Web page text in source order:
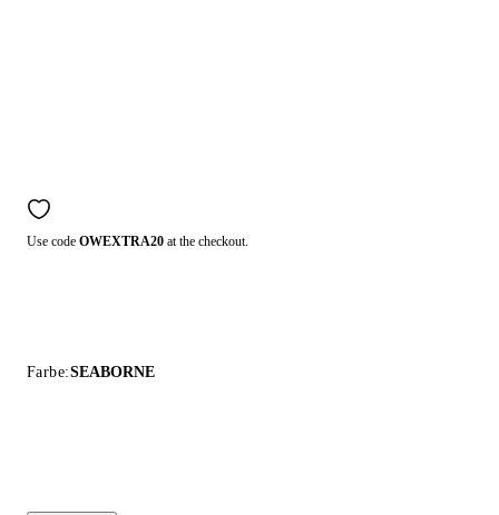
Use code OWEXTRA20 at the checkout.
Farbe:SEABORNE